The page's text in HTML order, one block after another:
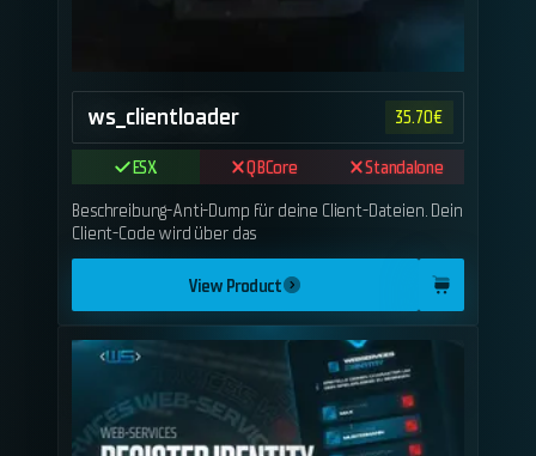
ws_clientloader 35.70€
ESX QBCore
Standalone
Beschreibung-Anti-Dump für deine Client-Dateien. Dein
Client-Code wird über das
View Product